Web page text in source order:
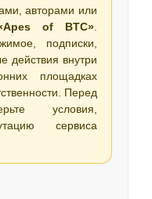
авторами или
of BTC»
подписки,
действия внутри
площадках
Перед
условия,
сервиса